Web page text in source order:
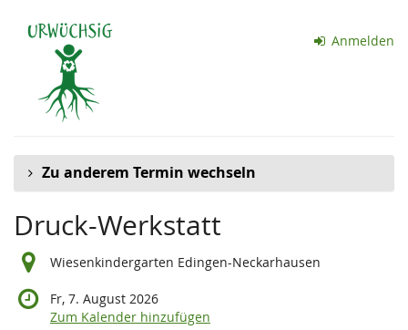
Haupt-
springen
Anmelden
Zu anderem Termin wechseln
Druck-Werkstatt
Wiesenkindergarten Edingen-Neckarhausen
Fr, 7. August 2026
Zum Kalender hinzufügen